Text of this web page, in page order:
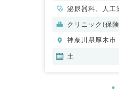
泌尿器科、人工
科、内分泌・代
クリニック(保
神奈川県厚木市
土